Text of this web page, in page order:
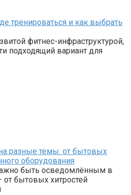
тренироваться и как выбрать
фитнес-инфраструктурой,
подходящий вариант для
разные темы: от бытовых
оборудования
быть осведомлённым в
бытовых хитростей